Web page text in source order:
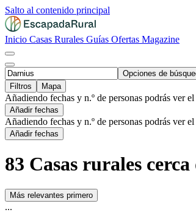
Salto al contenido principal
Inicio Casas Rurales Guías Ofertas Magazine
Opciones de
Filtros
Mapa
Añadiendo fechas y n.º de personas podrás ver
Añadir fechas
Añadiendo fechas y n.º de personas podrás ver
Añadir fechas
83 Casas rurales
Más relevantes primero
...